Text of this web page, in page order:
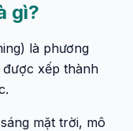
gì?
là phương
xếp thành
mặt trời, mô